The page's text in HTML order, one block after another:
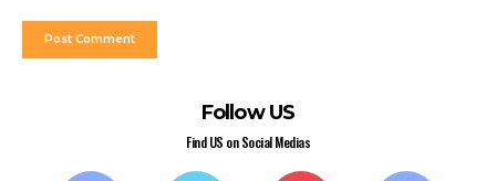
Follow US
Find US on Social Medias